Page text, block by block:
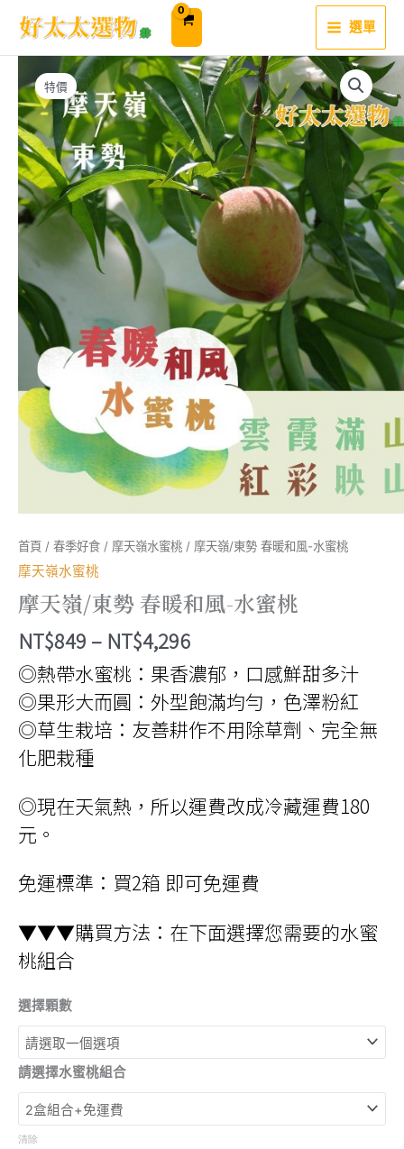
內
選單
特價
首頁 / 春季好食 / 摩天嶺水蜜桃 / 摩天嶺/東勢 春暖和風-水蜜桃
摩天嶺水蜜桃
摩天嶺/東勢 春暖和風-水蜜桃
NT$849 – NT$4,296價
格
範
圍：
NT$4,296
◎熱帶水蜜桃：果香濃郁，口感鮮甜多汁
◎果形大而圓：外型飽滿均勻，色澤粉紅
◎草生栽培：友善耕作不用除草劑、完全無
化肥栽種
◎現在天氣熱，所以運費改成冷藏運費180
元。
免運標準：買2箱 即可免運費
▼▼▼購買方法：在下面選擇您需要的水蜜
桃組合
選擇顆數
請選擇水蜜桃組合
清除